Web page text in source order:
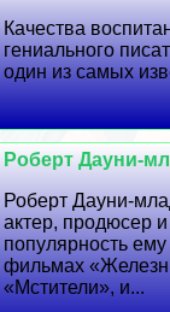
Качества
гениального
один из самых
Роберт Дayни-
Роберт Дayни-
актер, продюсер
популярность
фильмах
«Мстители», и...